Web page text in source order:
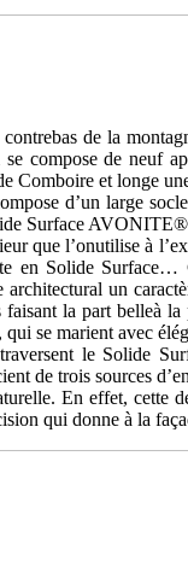
de la
compose de neuf
Comboire et longe
d’un large
Surface
que l’onutilise à
en Solide Surface…
un
faisant la part
se marient avec
le Solide
de trois sources
En effet,
qui donne à la